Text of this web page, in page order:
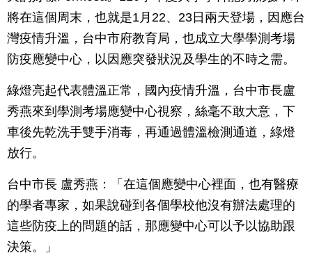
將在這個周末，也就是1月22、23日兩天登場，因應台
灣疫情升溫，台中市府教育局，也成立大學學測考場
防疫應變中心，以因應突發狀況及學生的不時之需。
綠燈亮起代表體溫正常，國內疫情升溫，台中市長盧
秀燕來到學測考場應變中心視察，絲毫不敢大意，下
車後先乾洗手雙手消毒，再通過體溫檢測通道，綠燈
放行。
台中市長 盧秀燕：「在這個應變中心裡面，也有醫療
的學者專家，如果說碰到各個學校他沒有辦法處理的
這些防疫上的問題的話，那應變中心可以予以協助跟
決策。」